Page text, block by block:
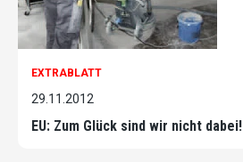
EXTRABLATT
29.11.2012
EU: Zum Glück sind wir nicht dabei!